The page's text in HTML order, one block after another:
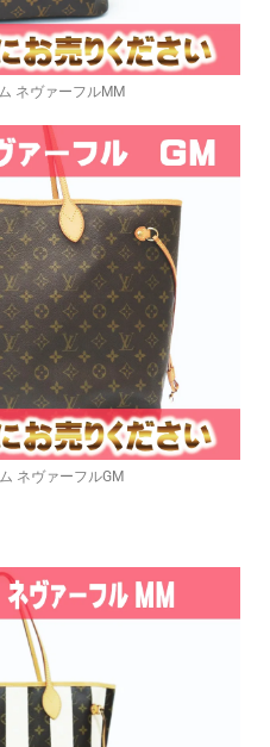
ネヴァーフルMM
ネヴァーフルGM